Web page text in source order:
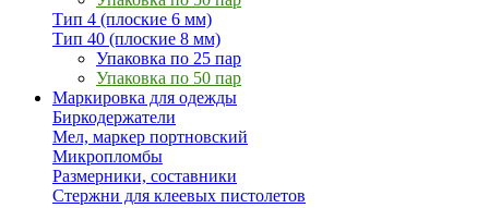
Тип 4 (плоские 6 мм)
Тип 40 (плоские 8 мм)
Упаковка по 25 пар
Упаковка по 50 пар
Маркировка для одежды
Биркодержатели
Мел, маркер портновский
Микропломбы
Размерники, составники
Стержни для клеевых пистолетов